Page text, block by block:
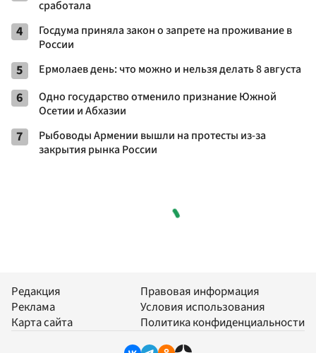
сработала
4
Госдума приняла закон о запрете на проживание в
России
5 Ермолаев день: что можно и нельзя делать 8 августа
6
Одно государство отменило признание Южной
Осетии и Абхазии
7
Рыбоводы Армении вышли на протесты из-за
закрытия рынка России
Редакция
Реклама
Карта сайта
Правовая информация
Условия использования
Политика конфиденциальности